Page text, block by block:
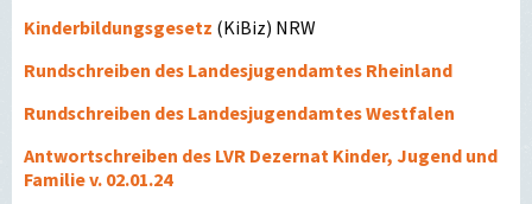
Kinderbildungsgesetz (KiBiz) NRW
Rundschreiben des Landesjugendamtes Rheinland
Rundschreiben des Landesjugendamtes Westfalen
Antwortschreiben des LVR Dezernat Kinder, Jugend und
Familie v. 02.01.24